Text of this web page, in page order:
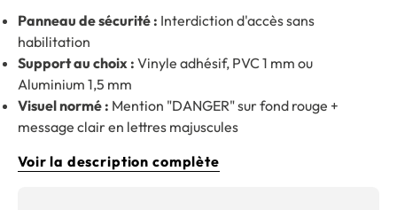
Panneau de sécurité : Interdiction d'accès sans
habilitation
Support au choix : Vinyle adhésif, PVC 1 mm ou
Aluminium 1,5 mm
Visuel normé : Mention "DANGER" sur fond rouge +
message clair en lettres majuscules
Voir la description complète